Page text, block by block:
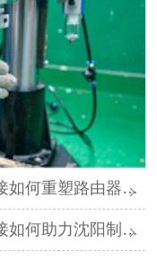
路由器外壳制造？
力沈阳制造转型？